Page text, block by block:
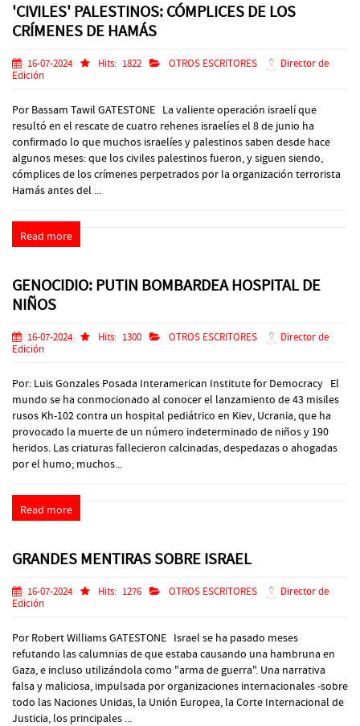
'CIVILES' PALESTINOS: CÓMPLICES DE LOS
CRÍMENES DE HAMÁS
16-07-2024 Hits: 1822 OTROS ESCRITORES
Director de
Edición
Por Bassam Tawil GATESTONE La valiente operación israelí que
resultó en el rescate de cuatro rehenes israelíes el 8 de junio ha
confirmado lo que muchos israelíes y palestinos saben desde hace
algunos meses: que los civiles palestinos fueron, y siguen siendo,
cómplices de los crímenes perpetrados por la organización terrorista
Hamás antes del ...
Read more
GENOCIDIO: PUTIN BOMBARDEA HOSPITAL DE
NIÑOS
16-07-2024 Hits: 1300 OTROS ESCRITORES
Director de
Edición
Por: Luis Gonzales Posada Interamerican Institute for Democracy El
mundo se ha conmocionado al conocer el lanzamiento de 43 misiles
rusos Kh-102 contra un hospital pediátrico en Kiev, Ucrania, que ha
provocado la muerte de un número indeterminado de niños y 190
heridos. Las criaturas fallecieron calcinadas, despedazas o ahogadas
por el humo; muchos...
Read more
GRANDES MENTIRAS SOBRE ISRAEL
16-07-2024 Hits: 1276 OTROS ESCRITORES
Director de
Edición
Por Robert Williams GATESTONE Israel se ha pasado meses
refutando las calumnias de que estaba causando una hambruna en
Gaza, e incluso utilizándola como "arma de guerra". Una narrativa
falsa y maliciosa, impulsada por organizaciones internacionales -sobre
todo las Naciones Unidas, la Unión Europea, la Corte Internacional de
Justicia, los principales ...